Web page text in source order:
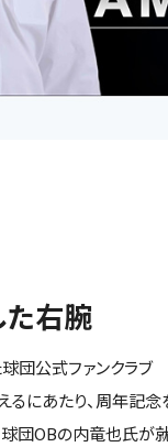
た右腕
団公式ファンクラブ
るにあたり、周年記念
球団OBの内竜也氏が